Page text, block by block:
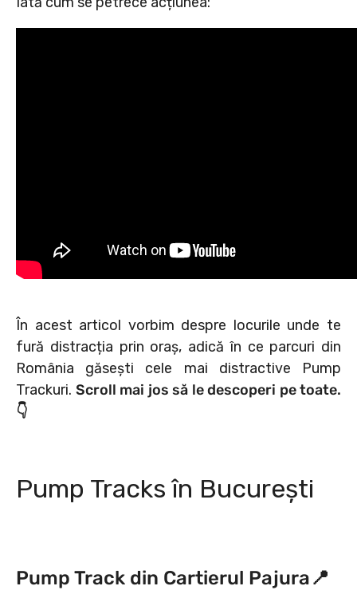
În acest articol vorbim despre locurile unde te
fură distracția prin oraș, adică în ce parcuri din
România găsești cele mai distractive Pump
Trackuri. Scroll mai jos să le descoperi pe toate.
👇
Pump Tracks în București
Pump Track din Cartierul Pajura📍